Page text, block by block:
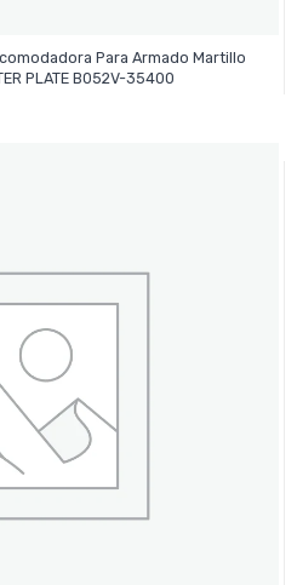
Para Armado Martillo
PLATE B052V-35400
Más